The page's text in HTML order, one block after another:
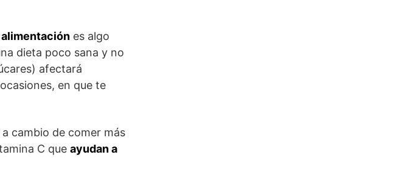
es algo
dieta poco sana y no
afectará
en que te
cambio de comer más
C que ayudan a